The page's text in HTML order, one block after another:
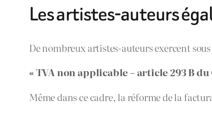
Les artistes-auteurs
De nombreux artistes-auteurs exercent
« TVA non applicable – article 293 B du
Même dans ce cadre, la réforme de la